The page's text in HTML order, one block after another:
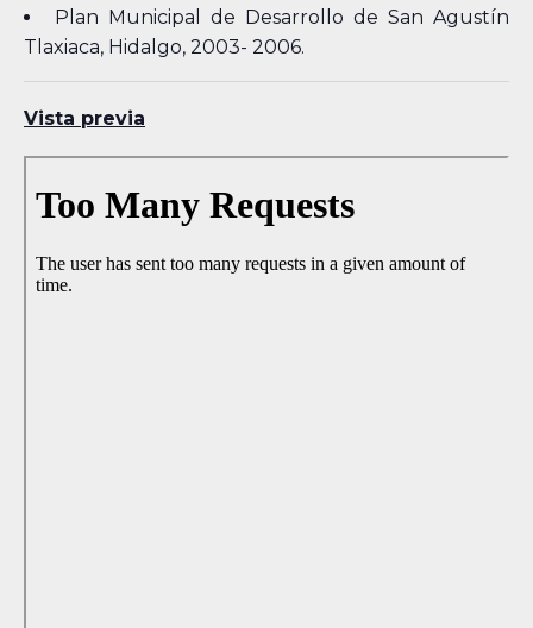
Plan Municipal de Desarrollo de San Agustín
Tlaxiaca, Hidalgo, 2003- 2006.
Vista previa
Skip
to
PDF
content